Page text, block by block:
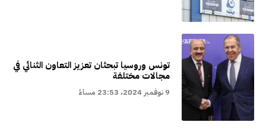
تونس وروسيا تبحثان تعزيز التعاون الثنائي في
مجالات مختلفة
9 نوفمبر 2024، 23:53 مساءً